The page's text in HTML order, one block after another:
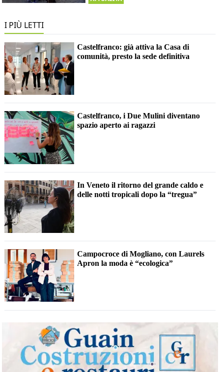
I PIÙ LETTI
Castelfranco: già attiva la Casa di
comunità, presto la sede definitiva
Castelfranco, i Due Mulini diventano
spazio aperto ai ragazzi
In Veneto il ritorno del grande caldo e
delle notti tropicali dopo la “tregua”
Campocroce di Mogliano, con Laurels
Apron la moda è “ecologica”